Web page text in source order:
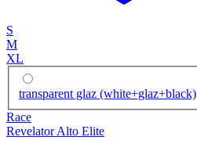
S
M
XL
transparent glaz (white+glaz+black)
Race
Revelator Alto Elite